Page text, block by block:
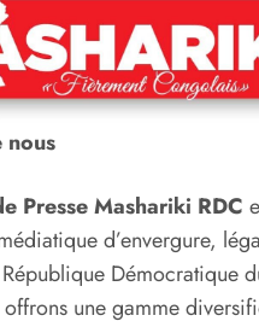
nous
Presse Mashariki RDC
d’envergure,
Démocratique
une gamme